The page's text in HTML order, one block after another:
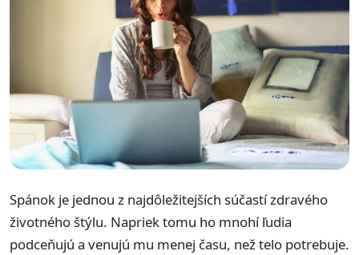
Spánok je jednou z najdôležitejších súčastí zdravého
životného štýlu. Napriek tomu ho mnohí ľudia
podceňujú a venujú mu menej času, než telo potrebuje.